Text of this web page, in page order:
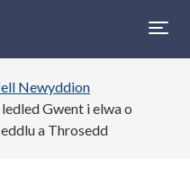
Newyddion
Gwent i elwa o
a Throsedd